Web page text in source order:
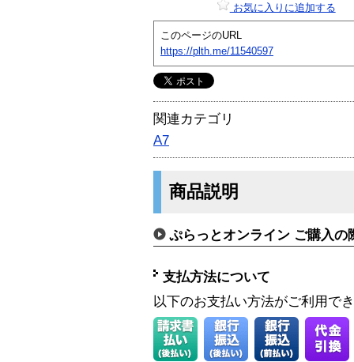
お気に入りに追加する
このページのURL
https://plth.me/11540597
関連カテゴリ
A7
商品説明
ぷらっとオンライン ご購入の
支払方法について
以下のお支払い方法がご利用で